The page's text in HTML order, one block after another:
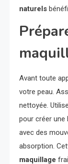
naturels
Avant toute
votre peau.
nettoyée.
pour créer une
avec des
absorption.
maquillage